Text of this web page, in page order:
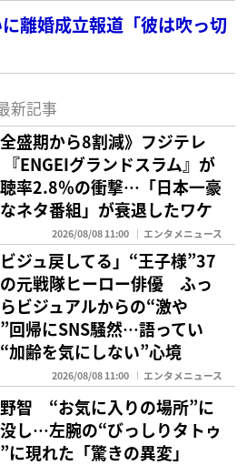
離婚成立報道「彼は吹っ切
新記事
全盛期から8割減》フジテレ
『ENGEIグランドスラム』が
率2.8％の衝撃…「日本一豪
ネタ番組」が衰退したワケ
2026/08/08 11:00 エンタメニュース
ビジュ戻してる」“王子様”37
元戦隊ヒーロー俳優 ふっ
ビジュアルからの“激や
回帰にSNS騒然…語ってい
加齢を気にしない”心境
2026/08/08 11:00 エンタメニュース
智 “お気に入りの場所”に
し…左腕の“びっしりタトゥ
に現れた「驚きの異変」